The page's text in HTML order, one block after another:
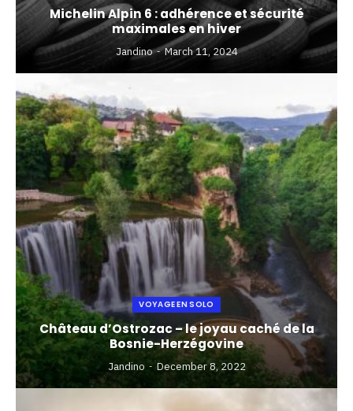
Michelin Alpin 6 : adhérence et sécurité
maximales en hiver
Jandino March 11, 2024
VOYAGE EN SOLO
Château d’Ostrozac – le joyau caché de la
Bosnie-Herzégovine
Jandino December 8, 2022